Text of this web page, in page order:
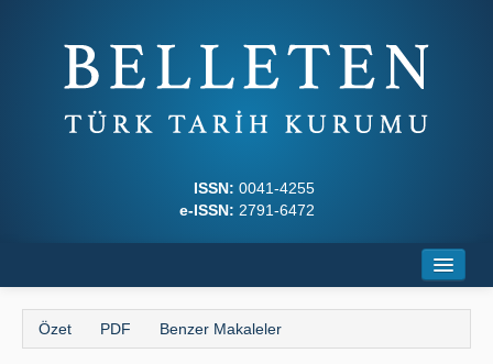
ISSN: 0041-4255
e-ISSN: 2791-6472
Hakkında
Özet PDF Benzer Makaleler